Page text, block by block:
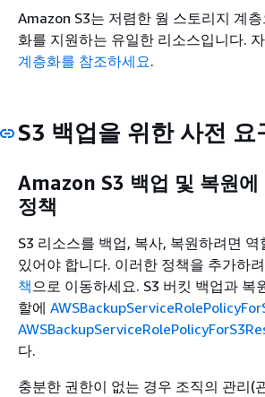
Amazon S3는 저렴한 웜 스토리지 계
화를 지원하는 유일한 리소스입니다.
계층화를 참조하세요.
S3 백업을 위한 사전 요
Amazon S3 백업 및 복원에
정책
S3 리소스를 백업, 복사, 복원하려면
있어야 합니다. 이러한 정책을 추가하
책으로 이동하세요. S3 버킷 백업과 복
할에
다.
충분한 권한이 없는 경우 조직의 관리(